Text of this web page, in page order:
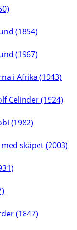
(1854)
(1967)
i Afrika (1943)
Celinder (1924)
(1982)
skåpet (2003)
(1847)